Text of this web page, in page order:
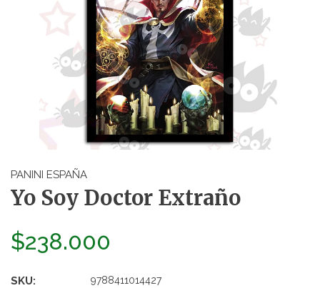
PANINI ESPAÑA
Yo Soy Doctor Extraño
$238.000
SKU: 9788411014427